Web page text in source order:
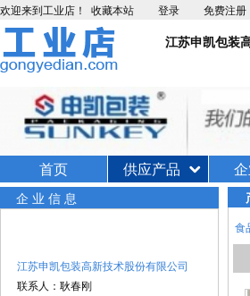
欢迎来到工业店！ 收藏本站 登录 免费注册
江苏申凯包装
首页 供应产品
企业信息
江苏申凯包装高新技术股份有限公司
联系人：耿春刚
食